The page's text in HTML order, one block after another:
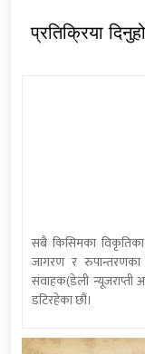
प्रतिक्रिया
सबै किसिमका विकृतिका
जागरण र
संवाहक(डेली न्यूजराप्ती
डटिरहेका छौं।